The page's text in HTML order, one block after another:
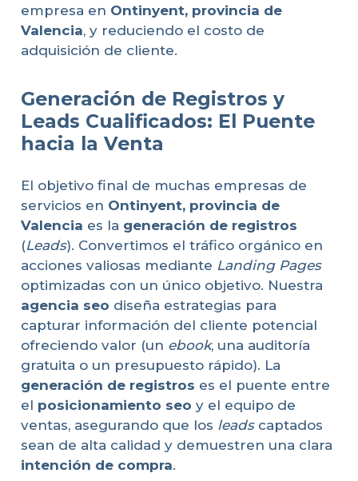
empresa en Ontinyent, provincia de
Valencia, y reduciendo el costo de
adquisición de cliente.
Generación de Registros y
Leads Cualificados: El Puente
hacia la Venta
El objetivo final de muchas empresas de
servicios en Ontinyent, provincia de
Valencia es la generación de registros
(Leads). Convertimos el tráfico orgánico en
acciones valiosas mediante Landing Pages
optimizadas con un único objetivo. Nuestra
agencia seo diseña estrategias para
capturar información del cliente potencial
ofreciendo valor (un ebook, una auditoría
gratuita o un presupuesto rápido). La
generación de registros es el puente entre
el posicionamiento seo y el equipo de
ventas, asegurando que los leadscaptados
sean de alta calidad y demuestren una clara
intención de compra.